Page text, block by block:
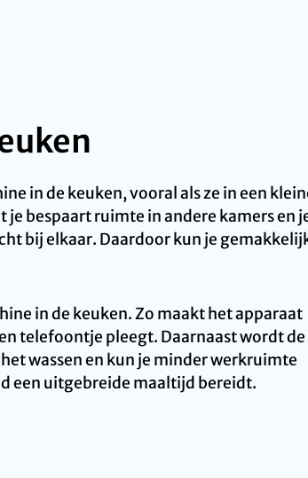
in de keuken, vooral als ze in een
bespaart ruimte in andere kamers en
bij elkaar. Daardoor kun je
in de keuken. Zo maakt het apparaat
telefoontje pleegt. Daarnaast wordt de
wassen en kun je minder werkruimte
een uitgebreide maaltijd bereidt.